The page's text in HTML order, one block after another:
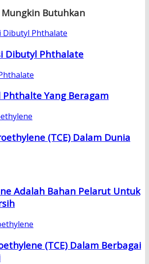
Butuhkan
Dibutyl Phthalate
Yang Beragam
(TCE) Dalam Dunia
Adalah Bahan Pelarut Untuk
(TCE) Dalam Berbagai